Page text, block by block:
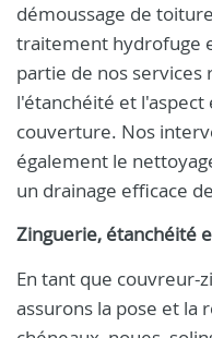
démoussage de
traitement hydrofuge
partie de nos
l'étanchéité et
couverture. Nos
également le
un drainage efficace
Zinguerie, étanchéité
En tant que couvreur-
assurons la pose et la